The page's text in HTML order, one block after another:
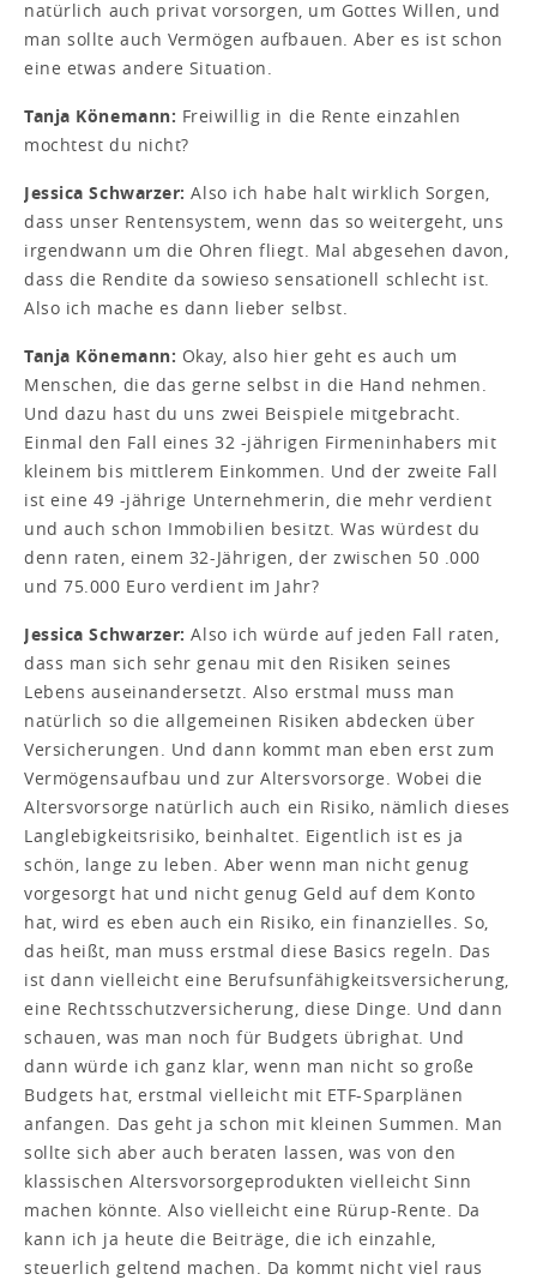
natürlich auch privat vorsorgen, um Gottes Willen, und
man sollte auch Vermögen aufbauen. Aber es ist schon
eine etwas andere Situation.
Tanja Könemann: Freiwillig in die Rente einzahlen
mochtest du nicht?
Jessica Schwarzer: Also ich habe halt wirklich Sorgen,
dass unser Rentensystem, wenn das so weitergeht, uns
irgendwann um die Ohren fliegt. Mal abgesehen davon,
dass die Rendite da sowieso sensationell schlecht ist.
Also ich mache es dann lieber selbst.
Tanja Könemann: Okay, also hier geht es auch um
Menschen, die das gerne selbst in die Hand nehmen.
Und dazu hast du uns zwei Beispiele mitgebracht.
Einmal den Fall eines 32 -jährigen Firmeninhabers mit
kleinem bis mittlerem Einkommen. Und der zweite Fall
ist eine 49 -jährige Unternehmerin, die mehr verdient
und auch schon Immobilien besitzt. Was würdest du
denn raten, einem 32-Jährigen, der zwischen 50 .000
und 75.000 Euro verdient im Jahr?
Jessica Schwarzer:Also ich würde auf jeden Fall raten,
dass man sich sehr genau mit den Risiken seines
Lebens auseinandersetzt. Also erstmal muss man
natürlich so die allgemeinen Risiken abdecken über
Versicherungen. Und dann kommt man eben erst zum
Vermögensaufbau und zur Altersvorsorge. Wobei die
Altersvorsorge natürlich auch ein Risiko, nämlich dieses
Langlebigkeitsrisiko, beinhaltet. Eigentlich ist es ja
schön, lange zu leben. Aber wenn man nicht genug
vorgesorgt hat und nicht genug Geld auf dem Konto
hat, wird es eben auch ein Risiko, ein finanzielles. So,
das heißt, man muss erstmal diese Basics regeln. Das
ist dann vielleicht eine Berufsunfähigkeitsversicherung,
eine Rechtsschutzversicherung, diese Dinge. Und dann
schauen, was man noch für Budgets übrighat. Und
dann würde ich ganz klar, wenn man nicht so große
Budgets hat, erstmal vielleicht mit ETF-Sparplänen
anfangen. Das geht ja schon mit kleinen Summen. Man
sollte sich aber auch beraten lassen, was von den
klassischen Altersvorsorgeprodukten vielleicht Sinn
machen könnte. Also vielleicht eine Rürup-Rente. Da
kann ich ja heute die Beiträge, die ich einzahle,
steuerlich geltend machen. Da kommt nicht viel raus